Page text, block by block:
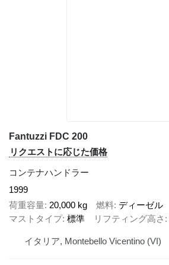
Fantuzzi FDC 200
リクエストに応じた価格
コンテナハンドラー
1999
荷重容量 20,000 kg 燃料 ディーゼル
マストタイプ 標準 リフティング高さ
イタリア, Montebello Vicentino (VI)